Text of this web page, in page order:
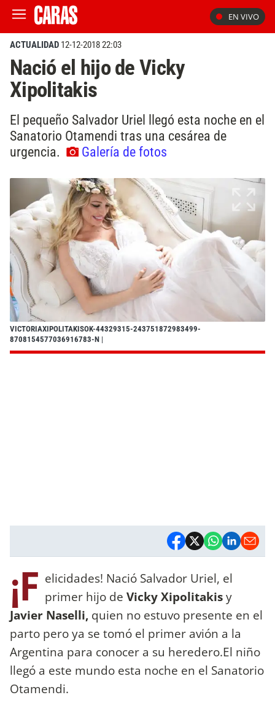
EN VIVO
ACTUALIDAD 12-12-2018 22:03
Nació el hijo de Vicky
Xipolitakis
El pequeño Salvador Uriel llegó esta noche en el
Sanatorio Otamendi tras una cesárea de
urgencia.
Galería de fotos
VICTORIAXIPOLITAKISOK-44329315-243751872983499-
8708154577036916783-N |
¡F elicidades! Nació Salvador Uriel, el
primer hijo de Vicky Xipolitakisy
Javier Naselli, quien no estuvo presente en el
parto pero ya se tomó el primer avión a la
Argentina para conocer a su heredero.El niño
llegó a este mundo esta noche en el Sanatorio
Otamendi.